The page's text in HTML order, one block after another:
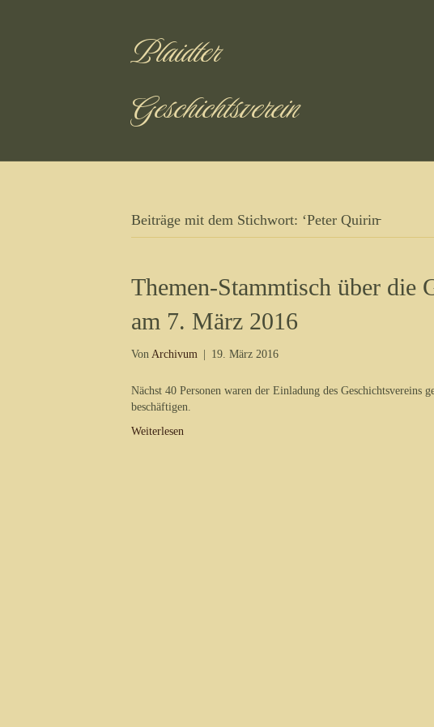
Plaidter
Geschichtsverein
Beiträge mit dem Stichwort: ‘Peter Quirin̵
Themen-Stammtisch über die
am 7. März 2016
Von Archivum 19. März 2016
Nächst 40 Personen waren der Einladung des Geschichtsvereins
beschäftigen.
Weiterlesen